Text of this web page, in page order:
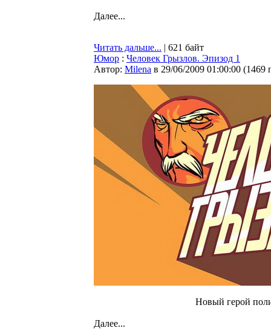
Далее...
Читать дальше... | 621 байт
Юмор : Человек Грызлов. Эпизод 1
Автор: Milena в 29/06/2009 01:00:00 (1469
Новый герой
Далее...